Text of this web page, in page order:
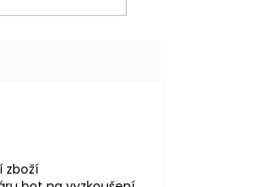
KOŠÍKU
je 5 z 5 hvězdiček.
zboží